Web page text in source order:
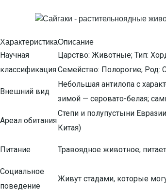
ХарактеристикаОписание
Научная
классификация
Царство: Животные; Тип:
Семейство: Полорогие; Род:
Внешний вид
Небольшая антилопа с
зимой — серовато-белая;
Ареал обитания
Степи и полупустыни
Китая)
Питание Травоядное животное;
Социальное
поведение
Живут стадами, которые